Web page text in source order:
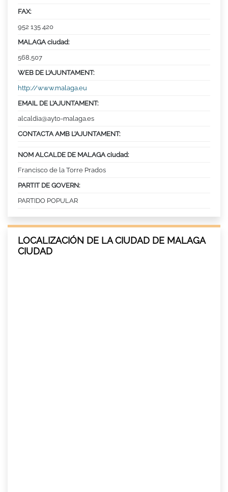
FAX:
952 135 420
MALAGA ciudad:
568,507
WEB DE L’AJUNTAMENT:
http://www.malaga.eu
EMAIL DE L’AJUNTAMENT:
alcaldia@ayto-malaga.es
CONTACTA AMB L’AJUNTAMENT:
NOM ALCALDE DE MALAGA ciudad:
Francisco de la Torre Prados
PARTIT DE GOVERN:
PARTIDO POPULAR
LOCALIZACIÓN DE LA CIUDAD DE MALAGA
CIUDAD